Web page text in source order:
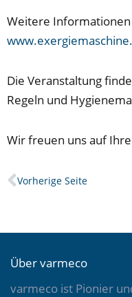
Weitere
Die Veranstaltung
Regeln und
Wir freuen uns auf
Prev
Vorherige Seite
Über varmeco
varmeco ist Pionier